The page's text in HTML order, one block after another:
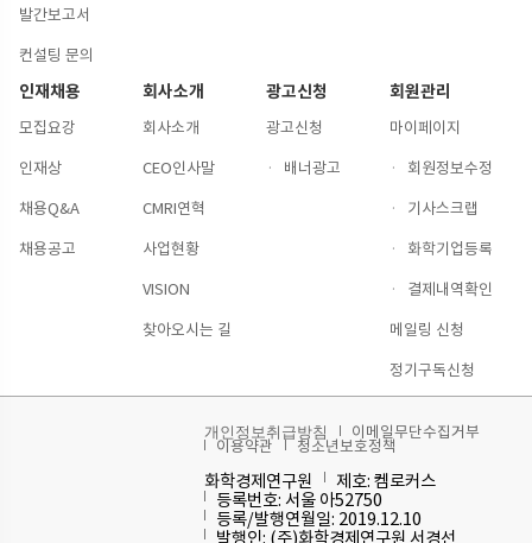
발간보고서
컨설팅 문의
인재채용
모집요강
인재상
채용Q&A
채용공고
회사소개
회사소개
CEO인사말
CMRI연혁
사업현황
VISION
찾아오시는 길
광고신청
광고신청
·
배너광고
회원관리
마이페이지
·
회원정보수정
·
기사스크랩
·
화학기업등록
·
결제내역확인
메일링 신청
정기구독신청
개인정보취급방침 이메일무단수집거부
이용약관 청소년보호정책
화학경제연구원
제호: 켐로커스
등록번호: 서울 아52750
등록/발행연월일: 2019.12.10